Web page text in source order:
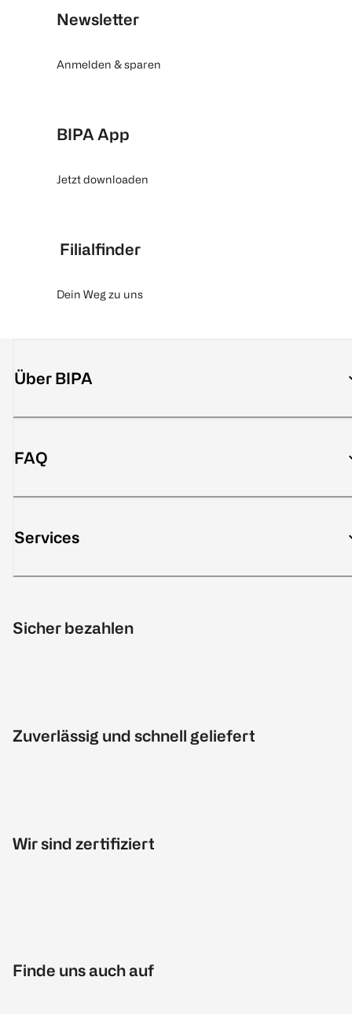
Newsletter
Anmelden & sparen
BIPA App
Jetzt downloaden
Filialfinder
Dein Weg zu uns
Über BIPA
FAQ
Services
Sicher bezahlen
Zuverlässig und schnell geliefert
Wir sind zertifiziert
Finde uns auch auf